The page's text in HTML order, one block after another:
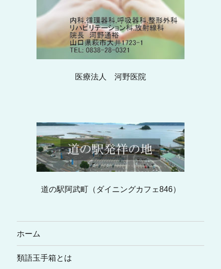
医療法人 河野医院
道の駅阿武町（ダイニングカフェ846）
ホーム
類語玉手箱とは